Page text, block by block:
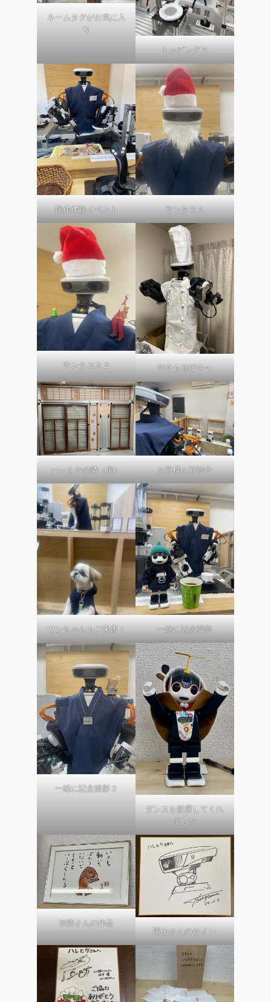
ネームタグがお気に入
り
トッピング２
操作体験イベント サンタコス
サンタコス２ 洋食も修行中ｗ
ハレとケの隣（扉） お客様と歓談中
ワンちゃんもご来店！ 一緒に記念撮影
一緒に記念撮影２
ダンスを披露してくれ
ました
加藤さんの作品
園山さんのサイン